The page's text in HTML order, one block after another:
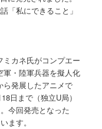
「私にできること」
ミカネ氏がコンプエー
軍・陸軍兵器を擬人化
ら発展したアニメで
日まで（独立U局）
今回発売となった
ます。